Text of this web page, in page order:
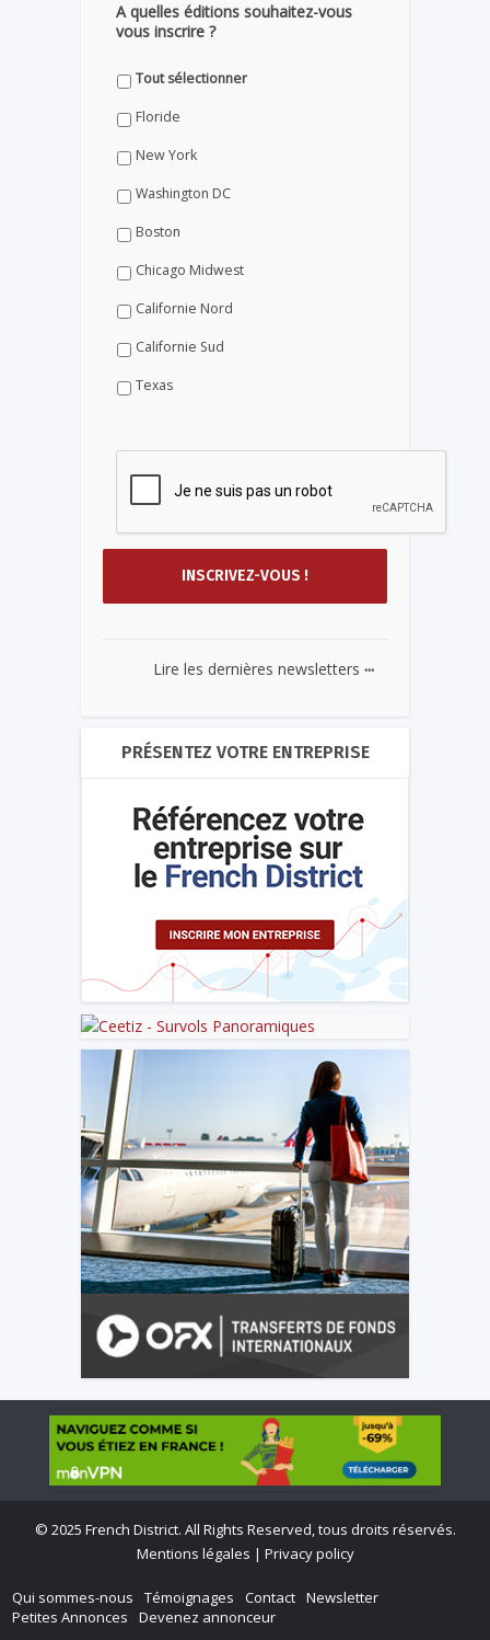
A quelles éditions souhaitez-vous
vous inscrire ?
Tout sélectionner
Floride
New York
Washington DC
Boston
Chicago Midwest
Californie Nord
Californie Sud
Texas
Lire les dernières newsletters ...
PRÉSENTEZ VOTRE ENTREPRISE
© 2025 French District. All Rights Reserved, tous droits réservés.
Mentions légales | Privacy policy
Qui sommes-nous Témoignages Contact Newsletter
Petites Annonces
Devenez annonceur